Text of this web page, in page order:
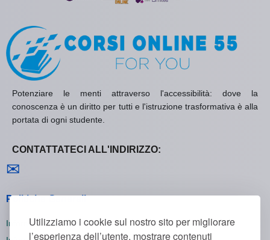
Utilizziamo i cookie sul nostro sito per migliorare
l’esperienza dell’utente, mostrare contenuti
Potenziare le menti attraverso l'accessibilità: dove la
conoscenza è un diritto per tutti e l'istruzione trasformativa è alla
portata di ogni studente.
CONTATTATECI ALL'INDIRIZZO:
✉
Politiche Generali
Informativa sulla Privacy